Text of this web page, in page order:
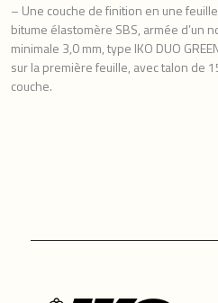
– Une couche de finition en une
bitume élastomère SBS, armée d’un
minimale 3,0 mm, type IKO DUO
sur la première feuille, avec talon de
couche.